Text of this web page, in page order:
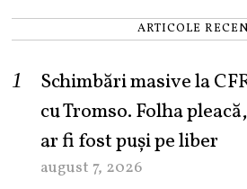
ARTICOLE
Schimbări masive la
cu Tromso. Folha
ar fi fost puși pe liber
august 7, 2026